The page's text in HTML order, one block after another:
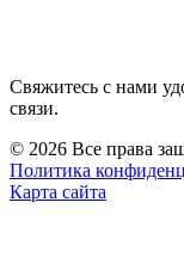
Свяжитесь с нами
связи.
© 2026 Все права
Политика
Карта сайта